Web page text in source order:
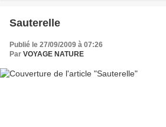
Sauterelle
Publié le 27/09/2009 à 07:26
Par VOYAGE NATURE